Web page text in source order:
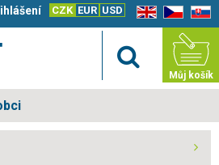
EN CZ SK
CZK EUR USD
Můj košík